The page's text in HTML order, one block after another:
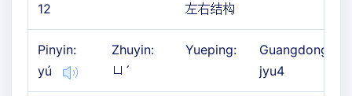
12
左右结构
Pinyin:
yú
Zhuyin:
ㄩˊ
Yueping:
Guangdong:
jyu4